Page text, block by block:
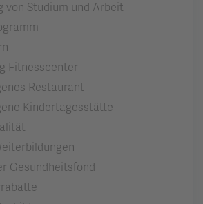
von Studium und Arbeit
Fitnesscenter
Restaurant
Kindertagesstätte
Gesundheitsfond